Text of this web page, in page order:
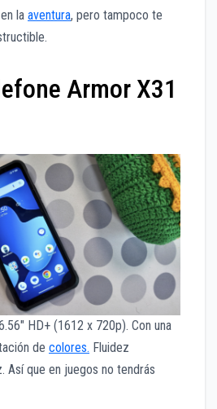
la aventura, pero tampoco te
Armor X31
HD+ (1612 x 720p). Con una
de colores. Fluidez
Así que en juegos no tendrás